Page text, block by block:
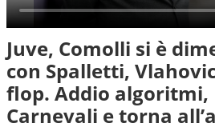
Juve, Comolli si è
con Spalletti,
flop. Addio algoritmi,
Carnevali e torna